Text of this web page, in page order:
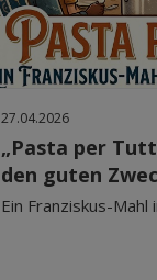
27.04.2026
„Pasta per
den guten
Ein Franziskus-